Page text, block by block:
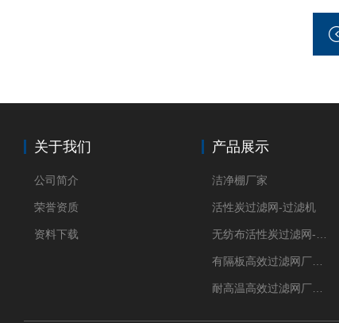
关于我们
公司简介
荣誉资质
资料下载
产品展示
洁净棚厂家
活性炭过滤网-过滤机